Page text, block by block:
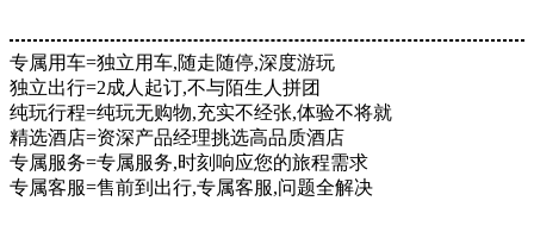
专属用车=独立用车,随走随停,深度游玩
独立出行=2成人起订,不与陌生人拼团
纯玩行程=纯玩无购物,充实不经张,体验不将就
精选酒店=资深产品经理挑选高品质酒店
专属服务=专属服务,时刻响应您的旅程需求
专属客服=售前到出行,专属客服,问题全解决